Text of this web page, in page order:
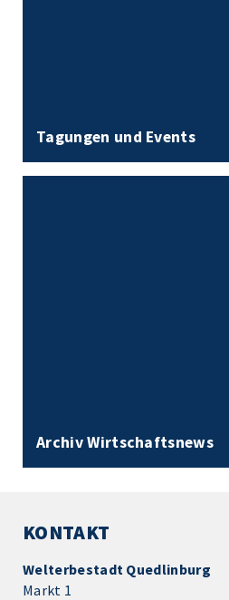
Tagungen und Events
Archiv Wirtschaftsnews
KONTAKT
Welterbestadt Quedlinburg
Markt 1